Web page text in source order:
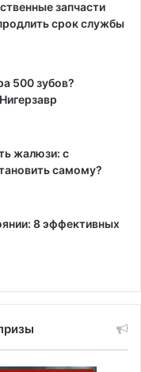
запчасти
срок службы
500 зубов?
жалюзи: с
самому?
8 эффективных